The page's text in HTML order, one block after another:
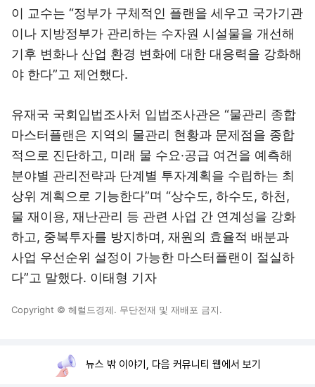
이 교수는 “정부가 구체적인 플랜을 세우고 국가기관
이나 지방정부가 관리하는 수자원 시설물을 개선해
기후 변화나 산업 환경 변화에 대한 대응력을 강화해
야 한다”고 제언했다.
유재국 국회입법조사처 입법조사관은 “물관리 종합
마스터플랜은 지역의 물관리 현황과 문제점을 종합
적으로 진단하고, 미래 물 수요·공급 여건을 예측해
분야별 관리전략과 단계별 투자계획을 수립하는 최
상위 계획으로 기능한다”며 “상수도, 하수도, 하천,
물 재이용, 재난관리 등 관련 사업 간 연계성을 강화
하고, 중복투자를 방지하며, 재원의 효율적 배분과
사업 우선순위 설정이 가능한 마스터플랜이 절실하
다”고 말했다. 이태형 기자
Copyright © 헤럴드경제. 무단전재 및 재배포 금지.
뉴스 밖 이야기, 다음 커뮤니티 웹에서 보기